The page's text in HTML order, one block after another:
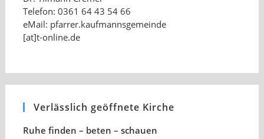
Telefon: 0361 64 43 54 66
eMail: pfarrer.kaufmannsgemeinde
[at]t-online.de
Verlässlich geöffnete Kirche
Ruhe finden – beten – schauen